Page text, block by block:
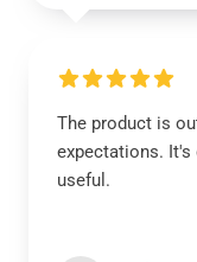
The product is
expectations. It's
useful.